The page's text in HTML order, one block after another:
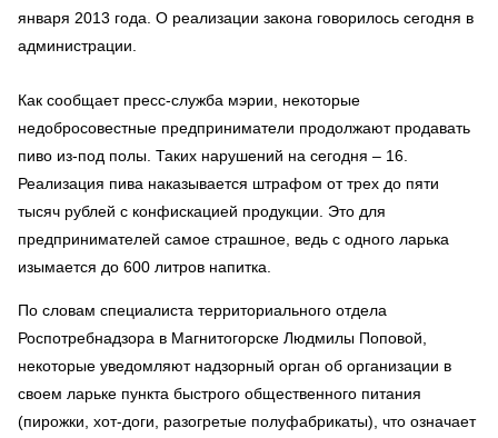
января 2013 года. О реализации закона говорилось сегодня в
администрации.
Как сообщает пресс-служба мэрии, некоторые
недобросовестные предприниматели продолжают продавать
пиво из-под полы. Таких нарушений на сегодня – 16.
Реализация пива наказывается штрафом от трех до пяти
тысяч рублей с конфискацией продукции. Это для
предпринимателей самое страшное, ведь с одного ларька
изымается до 600 литров напитка.
По словам специалиста территориального отдела
Роспотребнадзора в Магнитогорске Людмилы Поповой,
некоторые уведомляют надзорный орган об организации в
своем ларьке пункта быстрого общественного питания
(пирожки, хот-доги, разогретые полуфабрикаты), что означает